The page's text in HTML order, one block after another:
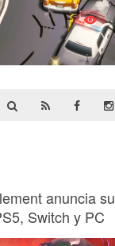
anuncia su
Switch y PC